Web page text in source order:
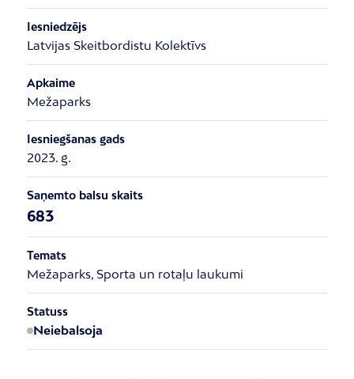
Iesniedzējs
Latvijas Skeitbordistu Kolektīvs
Apkaime
Mežaparks
Iesniegšanas gads
2023. g.
Saņemto balsu skaits
683
Temats
Mežaparks, Sporta un rotaļu laukumi
Statuss
Neiebalsoja